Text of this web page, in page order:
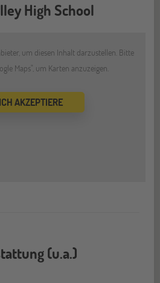
High School
um diesen Inhalt darzustellen. Bitte
Maps", um Karten anzuzeigen.
ICH AKZEPTIERE
(u.a.)